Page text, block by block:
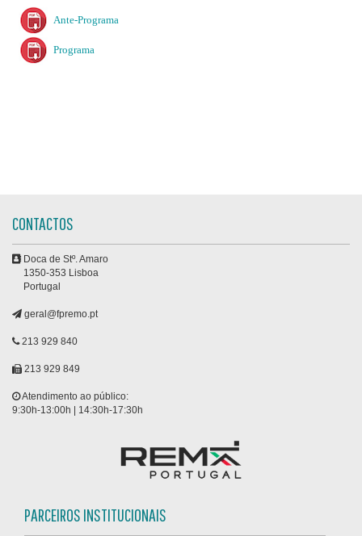
Ante-Programa
Programa
CONTACTOS
Doca de Stº. Amaro
1350-353 Lisboa
Portugal
geral@fpremo.pt
213 929 840
213 929 849
Atendimento ao público:
9:30h-13:00h | 14:30h-17:30h
PARCEIROS INSTITUCIONAIS